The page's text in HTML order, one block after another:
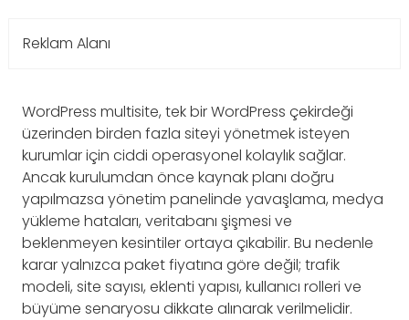
Reklam Alanı
WordPress multisite, tek bir WordPress çekirdeği
üzerinden birden fazla siteyi yönetmek isteyen
kurumlar için ciddi operasyonel kolaylık sağlar.
Ancak kurulumdan önce kaynak planı doğru
yapılmazsa yönetim panelinde yavaşlama, medya
yükleme hataları, veritabanı şişmesi ve
beklenmeyen kesintiler ortaya çıkabilir. Bu nedenle
karar yalnızca paket fiyatına göre değil; trafik
modeli, site sayısı, eklenti yapısı, kullanıcı rolleri ve
büyüme senaryosu dikkate alınarak verilmelidir.